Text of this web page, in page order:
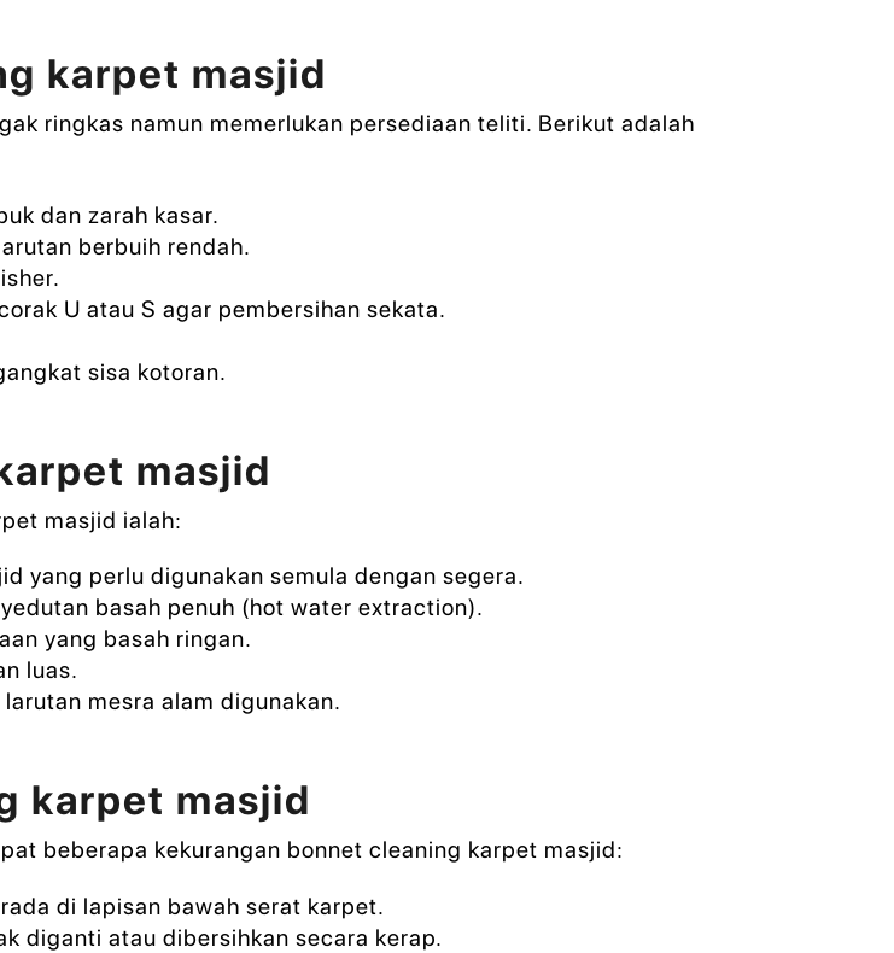
karpet masjid
ringkas namun memerlukan persediaan teliti. Berikut adalah
dan zarah kasar.
berbuih rendah.
U atau S agar pembersihan sekata.
sisa kotoran.
masjid
masjid ialah:
yang perlu digunakan semula dengan segera.
basah penuh (hot water extraction).
yang basah ringan.
luas.
mesra alam digunakan.
karpet masjid
beberapa kekurangan bonnet cleaning karpet masjid:
di lapisan bawah serat karpet.
diganti atau dibersihkan secara kerap.